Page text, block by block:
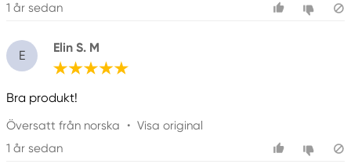
1 år sedan
E
Elin S. M
Bra produkt!
Översatt från norska • Visa original
1 år sedan